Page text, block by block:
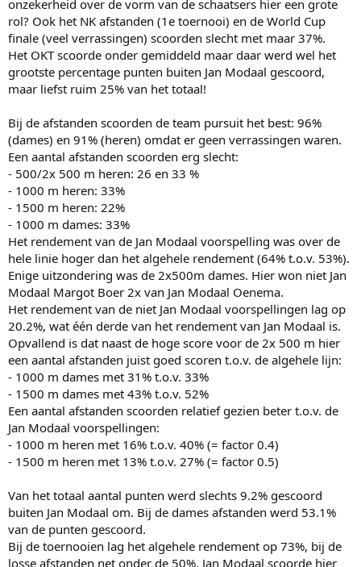
onzekerheid over de vorm van de schaatsers hier een grote
rol? Ook het NK afstanden (1e toernooi) en de World Cup
finale (veel verrassingen) scoorden slecht met maar 37%.
Het OKT scoorde onder gemiddeld maar daar werd wel het
grootste percentage punten buiten Jan Modaal gescoord,
maar liefst ruim 25% van het totaal!
Bij de afstanden scoorden de team pursuit het best: 96%
(dames) en 91% (heren) omdat er geen verrassingen waren.
Een aantal afstanden scoorden erg slecht:
- 500/2x 500 m heren: 26 en 33 %
- 1000 m heren: 33%
- 1500 m heren: 22%
- 1000 m dames: 33%
Het rendement van de Jan Modaal voorspelling was over de
hele linie hoger dan het algehele rendement (64% t.o.v. 53%).
Enige uitzondering was de 2x500m dames. Hier won niet Jan
Modaal Margot Boer 2x van Jan Modaal Oenema.
Het rendement van de niet Jan Modaal voorspellingen lag op
20.2%, wat één derde van het rendement van Jan Modaal is.
Opvallend is dat naast de hoge score voor de 2x 500 m hier
een aantal afstanden juist goed scoren t.o.v. de algehele lijn:
- 1000 m dames met 31% t.o.v. 33%
- 1500 m dames met 43% t.o.v. 52%
Een aantal afstanden scoorden relatief gezien beter t.o.v. de
Jan Modaal voorspellingen:
- 1000 m heren met 16% t.o.v. 40% (= factor 0.4)
- 1500 m heren met 13% t.o.v. 27% (= factor 0.5)
Van het totaal aantal punten werd slechts 9.2% gescoord
buiten Jan Modaal om. Bij de dames afstanden werd 53.1%
van de punten gescoord.
Bij de toernooien lag het algehele rendement op 73%, bij de
losse afstanden net onder de 50%. Jan Modaal scoorde hier